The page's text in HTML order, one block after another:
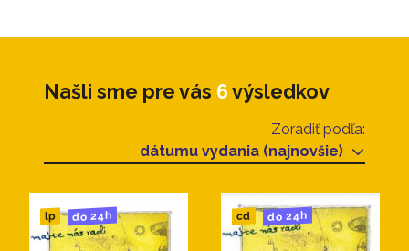
Našli sme pre vás 6 výsledkov
Zoradiť podľa:
dátumu vydania (najnovšie)
lp do 24h cd do 24h